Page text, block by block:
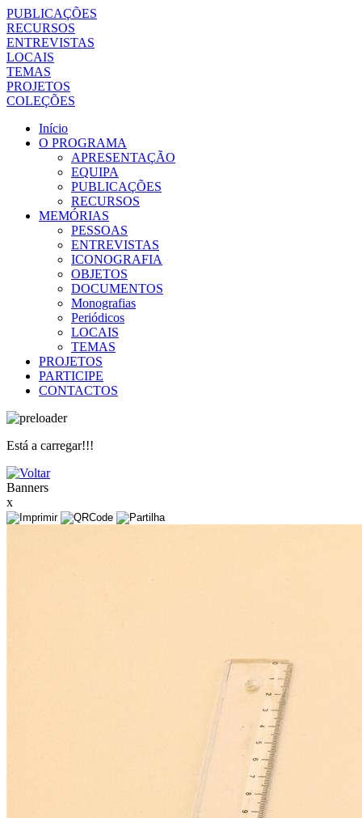
PUBLICAÇÕES
RECURSOS
ENTREVISTAS
LOCAIS
TEMAS
PROJETOS
COLEÇÕES
Início
O PROGRAMA
APRESENTAÇÃO
EQUIPA
PUBLICAÇÕES
RECURSOS
MEMÓRIAS
PESSOAS
ENTREVISTAS
ICONOGRAFIA
OBJETOS
DOCUMENTOS
Monografias
Periódicos
LOCAIS
TEMAS
PROJETOS
PARTICIPE
CONTACTOS
Está a carregar!!!
Banners
x